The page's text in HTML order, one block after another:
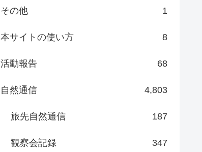
その他 1
本サイトの使い方 8
活動報告 68
自然通信 4,803
旅先自然通信 187
観察会記録 347